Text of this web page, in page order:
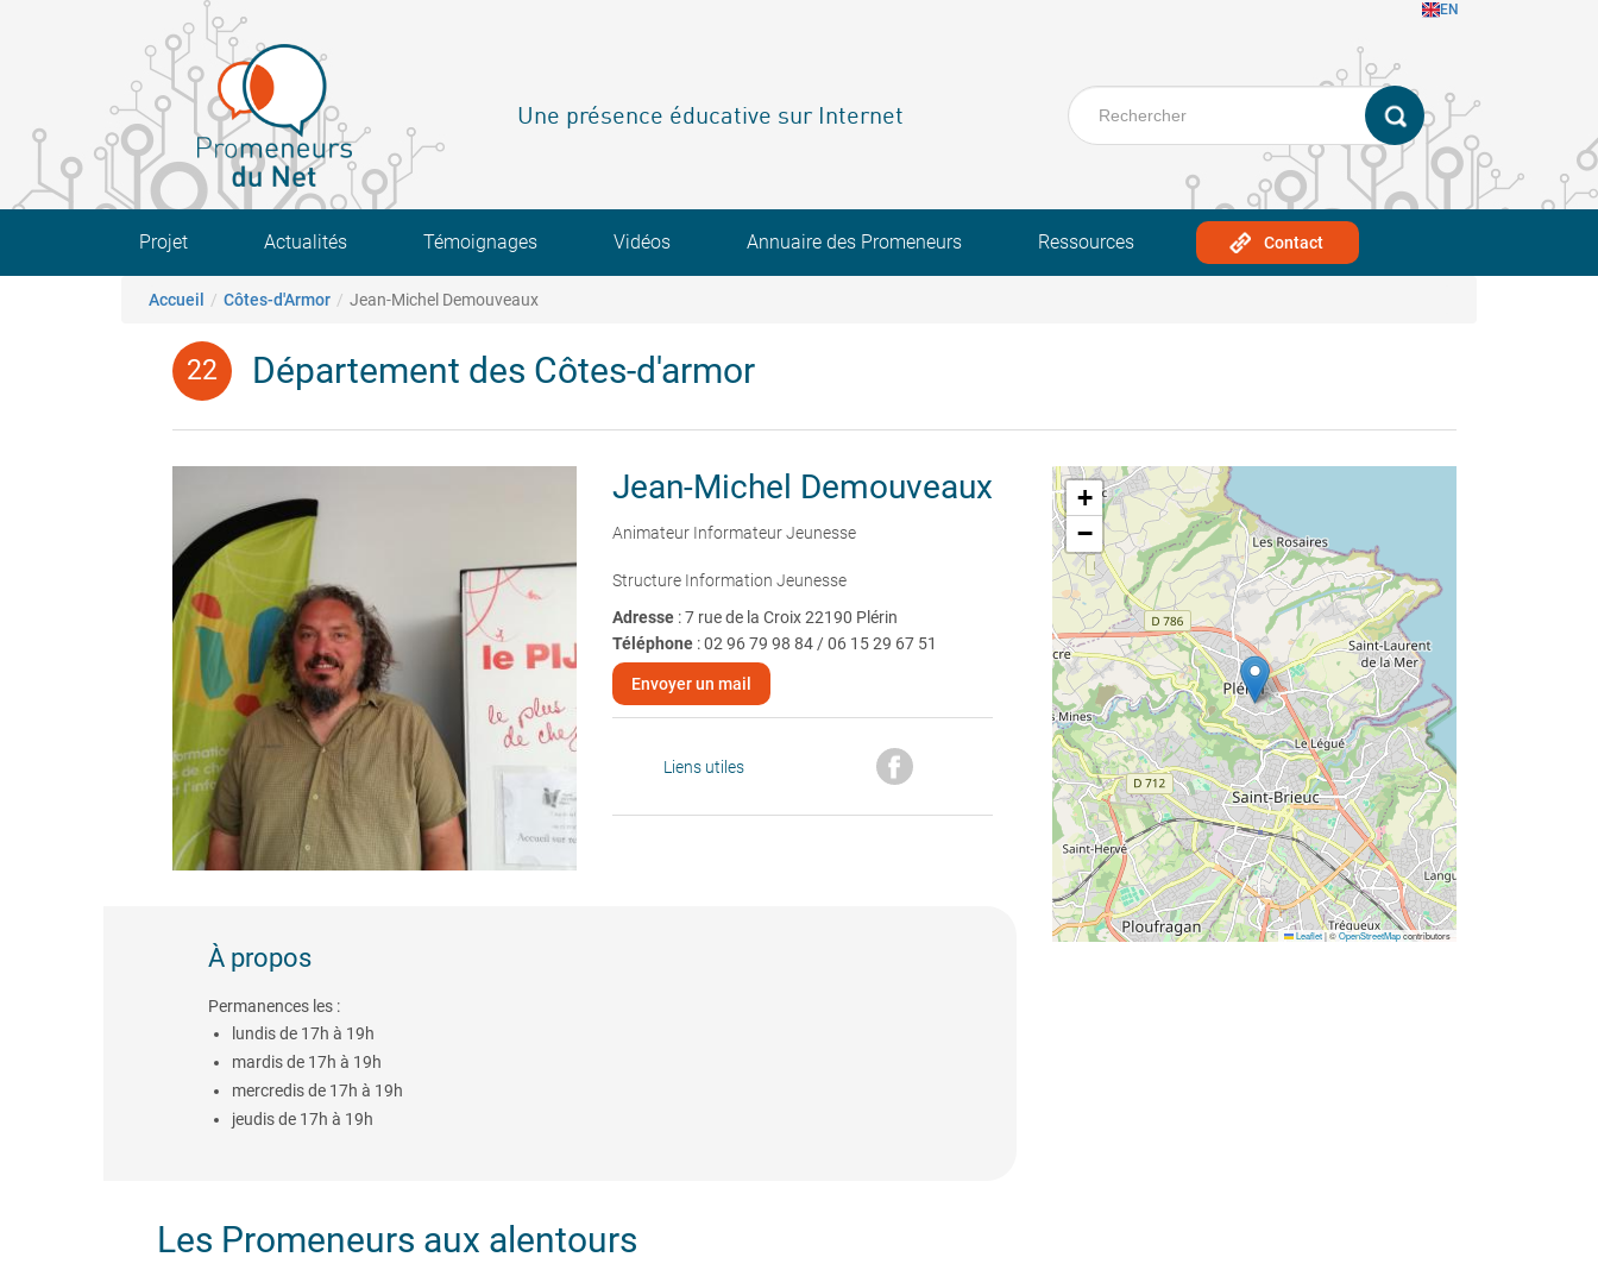
EN
Une présence éducative sur Internet
Main navigation
Projet Actualités Témoignages Vidéos Annuaire des Promeneurs Ressources Contact
Fil d'Ariane
Accueil Côtes-d'Armor Jean-Michel Demouveaux
Département des Côtes-d'armor
Jean-Michel Demouveaux
Animateur Informateur Jeunesse
Structure Information Jeunesse
Adresse : 7 rue de la Croix 22190 Plérin
Téléphone:02 96 79 98 84 / 06 15 29 67 51
Envoyer un mail
Liens utiles
À propos
Permanences les :
lundis de 17h à 19h
mardis de 17h à 19h
mercredis de 17h à 19h
jeudis de 17h à 19h
+
−
Leaflet|©OpenStreetMapcontributors
Les Promeneurs aux alentours